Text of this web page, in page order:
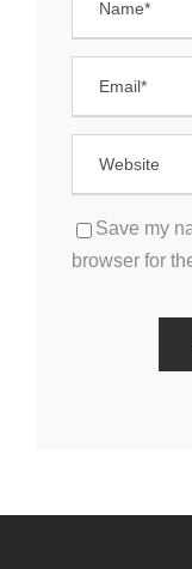
Save my
browser for